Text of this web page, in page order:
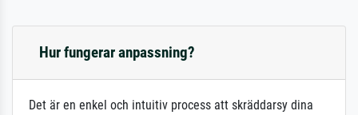
Hur fungerar anpassning?
Det är en enkel och intuitiv process att skräddarsy dina